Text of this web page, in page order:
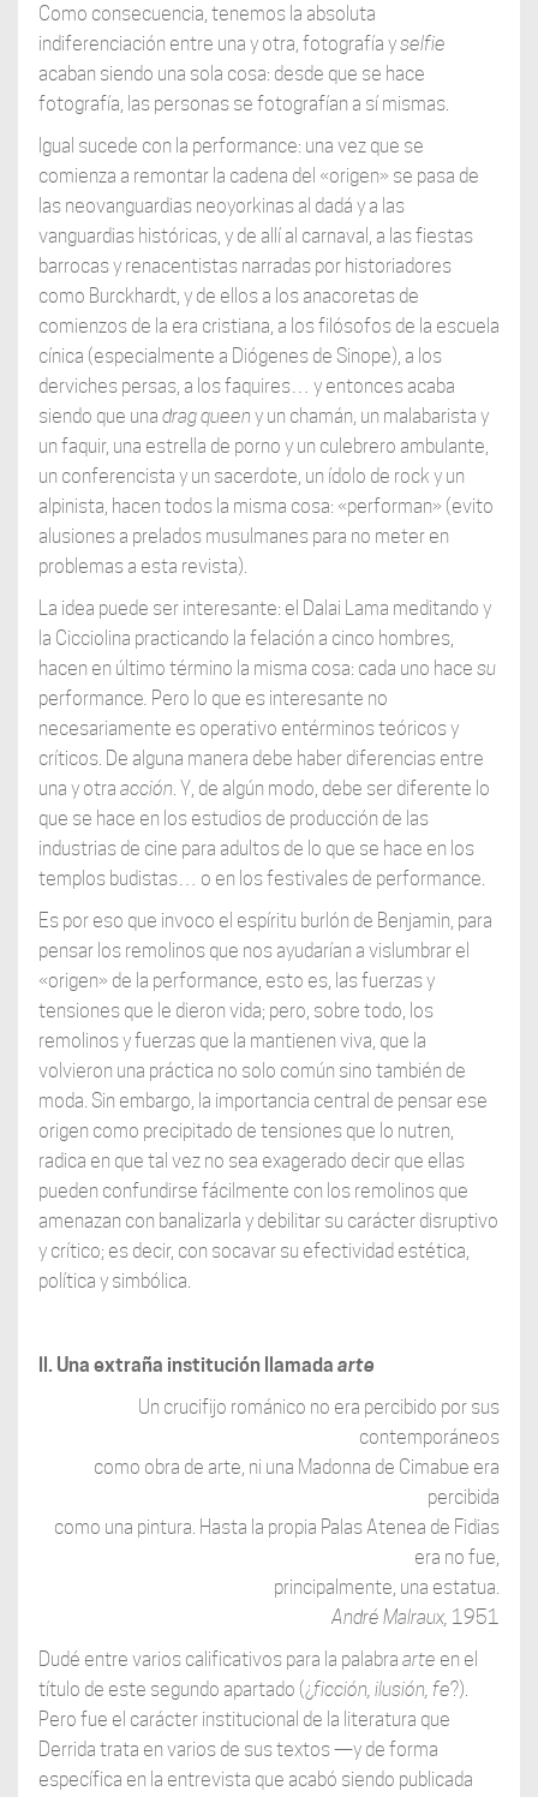
Como consecuencia, tenemos la absoluta
indiferenciación entre una y otra, fotografía yselfie
acaban siendo una sola cosa: desde que se hace
fotografía, las personas se fotografían a sí mismas.
Igual sucede con la performance: una vez que se
comienza a remontar la cadena del «origen» se pasa de
las neovanguardias neoyorkinas al dadá y a las
vanguardias históricas, y de allí al carnaval, a las fiestas
barrocas y renacentistas narradas por historiadores
como Burckhardt, y de ellos a los anacoretas de
comienzos de la era cristiana, a los filósofos de la escuela
cínica (especialmente a Diógenes de Sinope), a los
derviches persas, a los faquires… y entonces acaba
siendo que una drag queen y un chamán, un malabarista y
un faquir, una estrella de porno y un culebrero ambulante,
un conferencista y un sacerdote, un ídolo de rock y un
alpinista, hacen todos la misma cosa: «performan» (evito
alusiones a prelados musulmanes para no meter en
problemas a esta revista).
La idea puede ser interesante: el Dalai Lama meditando y
la Cicciolina practicando la felación a cinco hombres,
hacen en último término la misma cosa: cada uno hace su
performance Pero lo que es interesante no
necesariamente es operativo entérminos teóricos y
críticos. De alguna manera debe haber diferencias entre
una y otra acción . Y, de algún modo, debe ser diferente lo
que se hace en los estudios de producción de las
industrias de cine para adultos de lo que se hace en los
templos budistas… o en los festivales de performance.
Es por eso que invoco el espíritu burlón de Benjamin, para
pensar los remolinos que nos ayudarían a vislumbrar el
«origen» de la performance, esto es, las fuerzas y
tensiones que le dieron vida; pero, sobre todo, los
remolinos y fuerzas que la mantienen viva, que la
volvieron una práctica no solo común sino también de
moda. Sin embargo, la importancia central de pensar ese
origen como precipitado de tensiones que lo nutren,
radica en que tal vez no sea exagerado decir que ellas
pueden confundirse fácilmente con los remolinos que
amenazan con banalizarla y debilitar su carácter disruptivo
y crítico; es decir, con socavar su efectividad estética,
política y simbólica.
ll. Una extraña institución llamada arte
Un crucifijo románico no era percibido por sus
contemporáneos
como obra de arte, ni una Madonna de Cimabue era
percibida
como una pintura. Hasta la propia Palas Atenea de Fidias
era no fue,
principalmente, una estatua.
André Malraux, 1951
Dudé entre varios calificativos para la palabra arte en el
título de este segundo apartado (¿ficción, ilusión, fe?).
Pero fue el carácter institucional de la literatura que
Derrida trata en varios de sus textos —y de forma
específica en la entrevista que acabó siendo publicada